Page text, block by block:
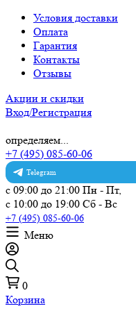
Условия доставки
Оплата
Гарантия
Контакты
Отзывы
Акции и скидки
Вход/Регистрация
определяем...
+7 (495) 085-60-06
Telegram
с 09:00 до 21:00 Пн - Пт,
с 10:00 до 19:00 Сб - Вс
+7 (495) 085-60-06
Меню
0
Корзина